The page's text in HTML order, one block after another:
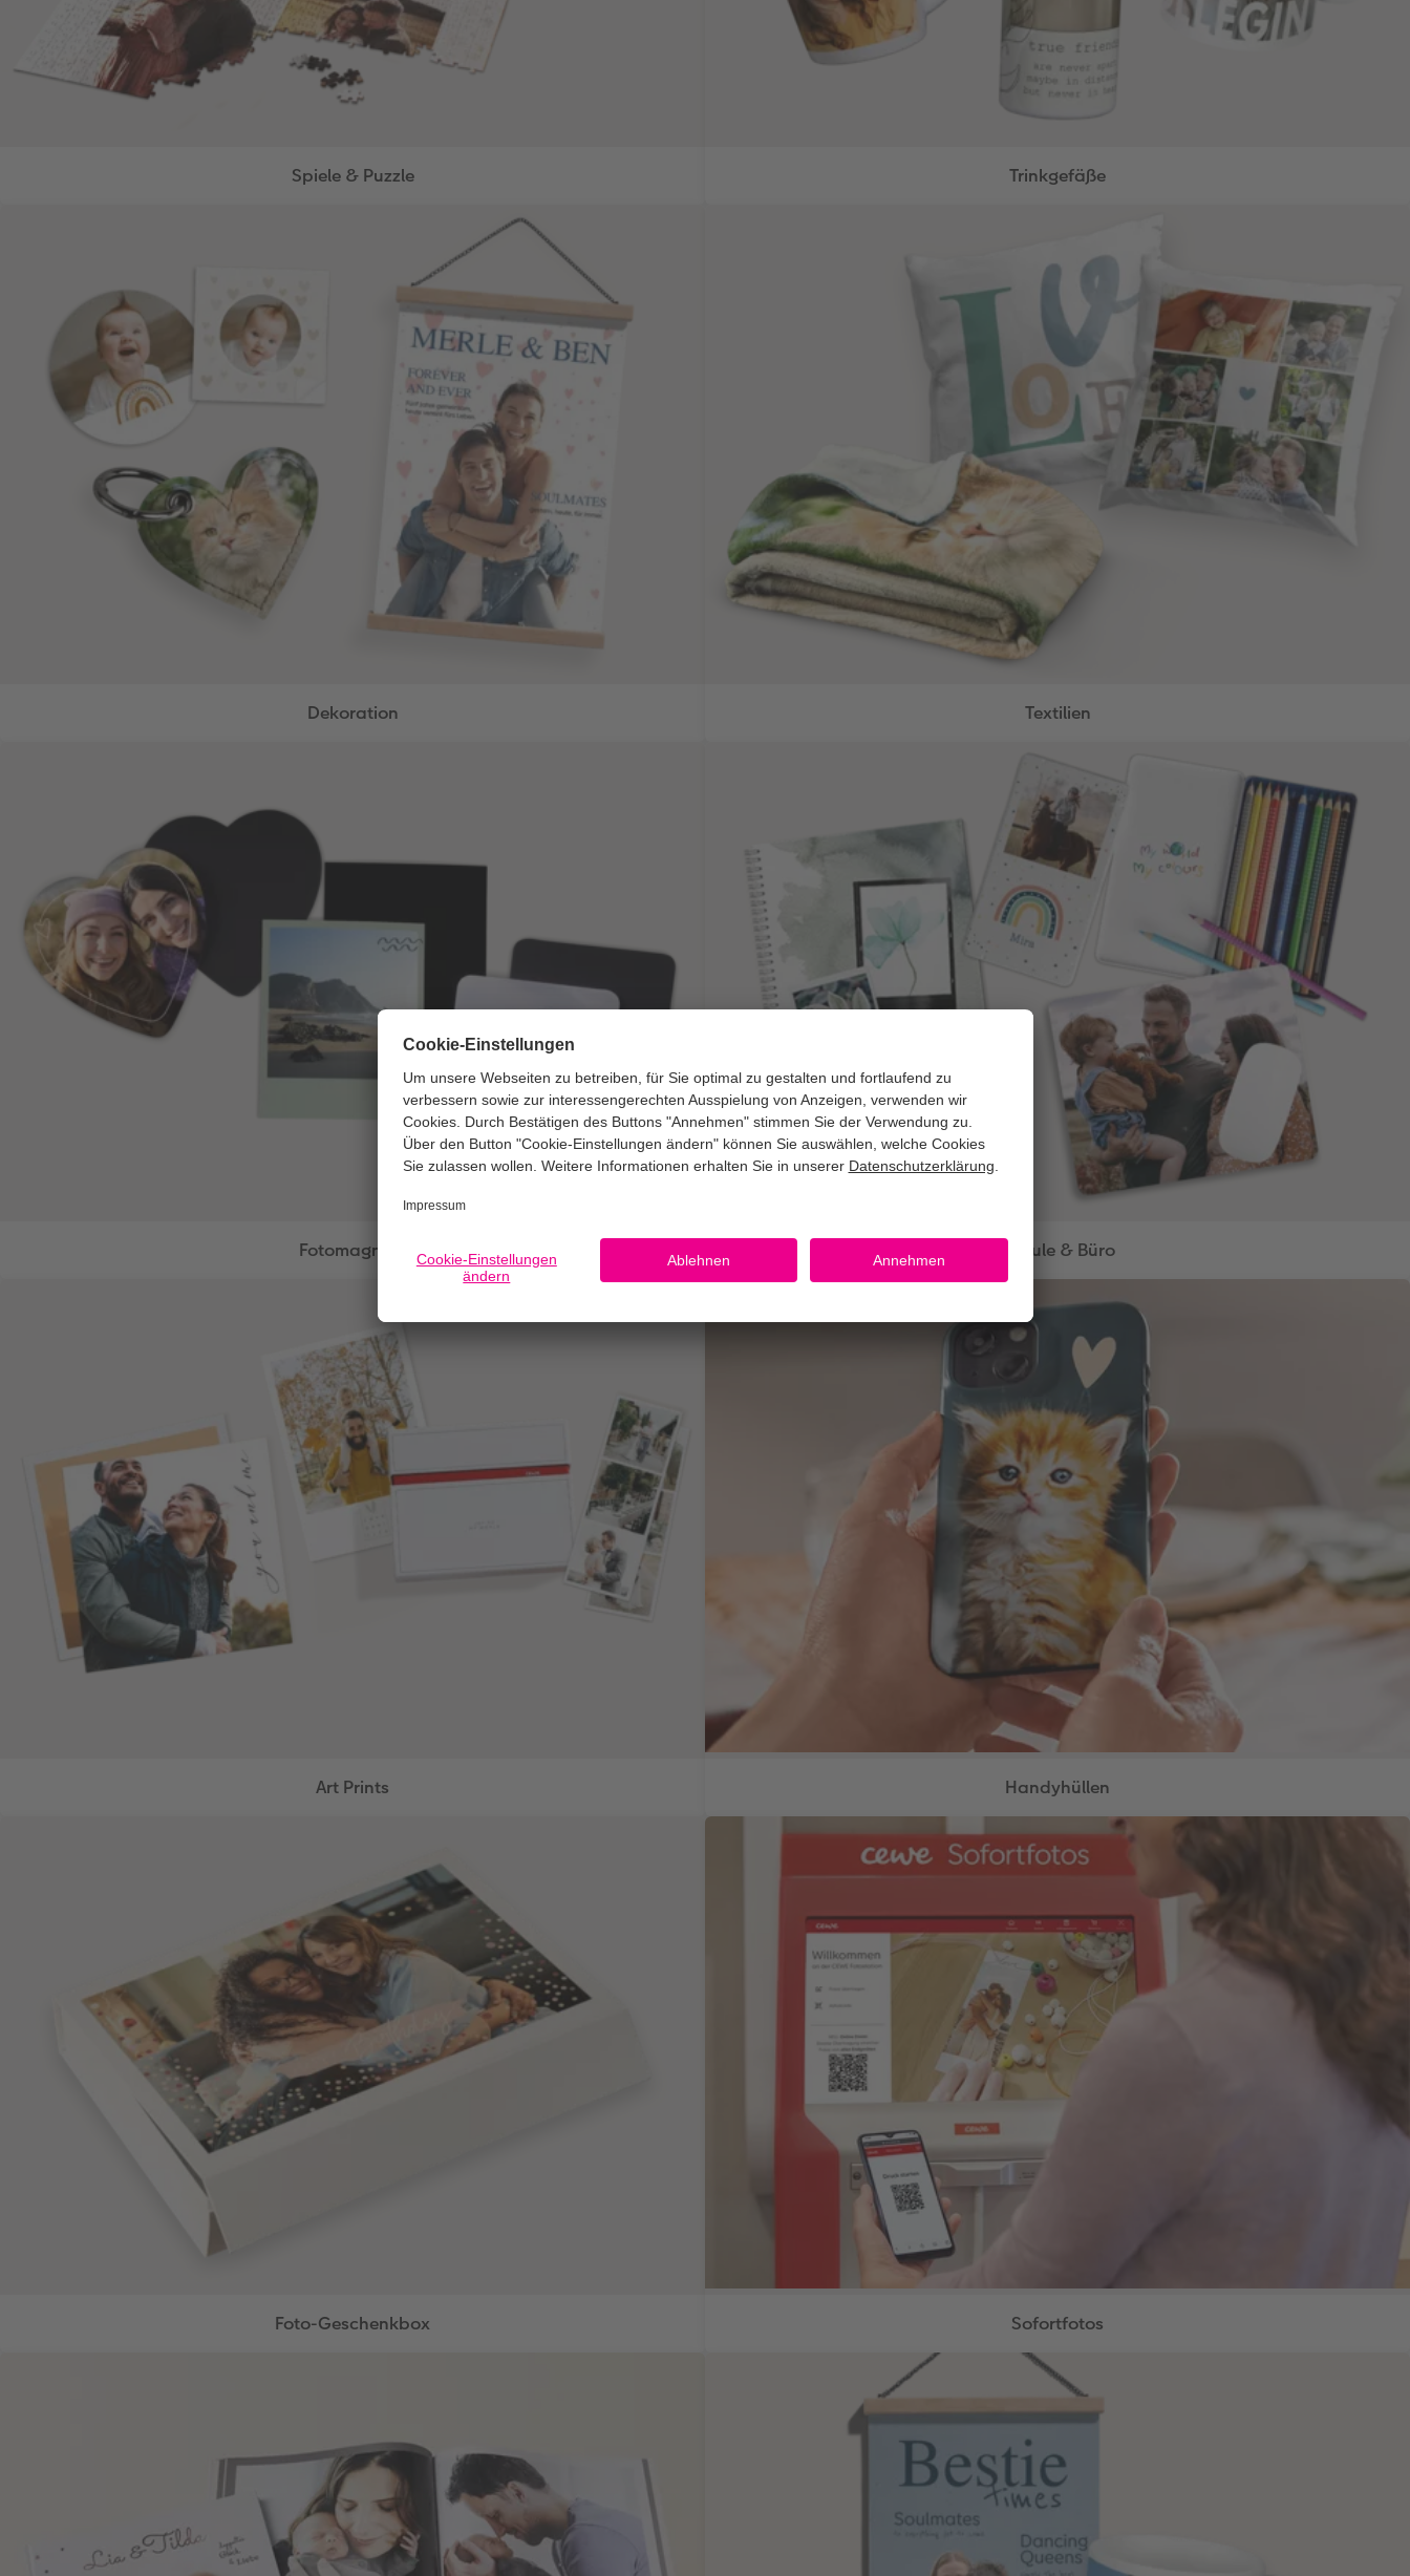
Spiele & Puzzle Trinkgefäße
Dekoration Textilien
Fotomagnete Schule & Büro
Art Prints Handyhüllen
Foto-Geschenkbox Sofortfotos